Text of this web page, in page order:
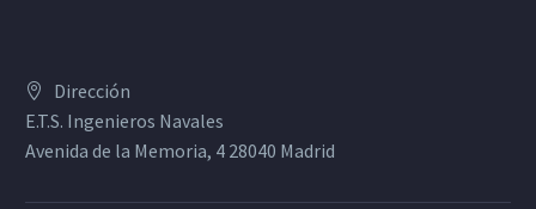
Dirección
E.T.S. Ingenieros Navales
Avenida de la Memoria, 4 28040 Madrid